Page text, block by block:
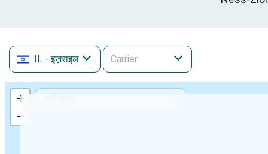
IL - इज़राइल
+
−